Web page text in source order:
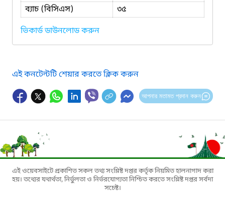
ব্যাচ (বিসিএস)
৩৫
ভিকার্ড ডাউনলোড করুন
এই কনটেন্টটি শেয়ার করতে ক্লিক করুন
আপনার মতামত প্রদান করুন
এই ওয়েবসাইটে প্রকাশিত সকল তথ্য সংশ্লিষ্ট দপ্তর কর্তৃক নিয়মিত হালনাগাদ করা
হয়। তথ্যের যথার্থতা, নির্ভুলতা ও নির্ভরযোগ্যতা নিশ্চিত করতে সংশ্লিষ্ট দপ্তর সর্বদা
সচেষ্ট।